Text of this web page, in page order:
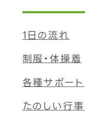
1日の流れ
制服・体操着
各種サポート
たのしい行事